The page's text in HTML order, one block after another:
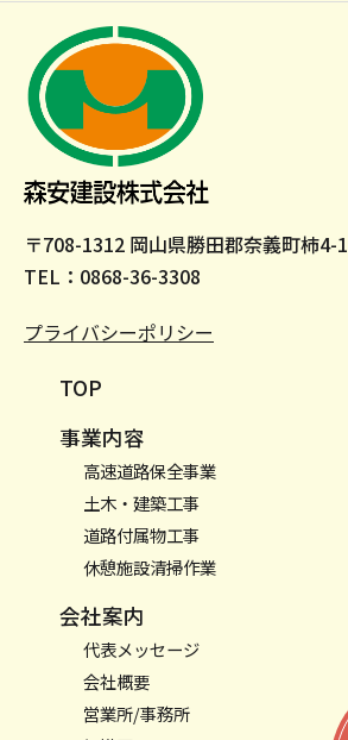
〒708-1312 岡山県勝田郡奈義町柿4-1
TEL： 0868-36-3308
プライバシーポリシー
TOP
事業内容
高速道路保全事業
土木・建築工事
道路付属物工事
休憩施設清掃作業
会社案内
代表メッセージ
会社概要
営業所/事務所